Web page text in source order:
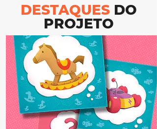
DESTAQUESDO
PROJETO